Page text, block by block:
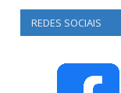
REDES SOCIAIS